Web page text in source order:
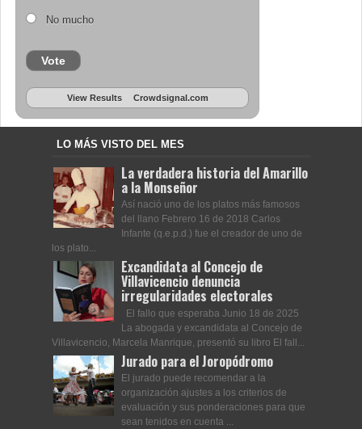
No mucho
Vote
View Results Crowdsignal.com
LO MÁS VISTO DEL MES
La verdadera historia del Amarillo
a la Monseñor
Así nació uno de los platos más famosos
del llano Febrero 16 de 2018 Carlos
Infante (q.e.p.d.) fue el creador de uno de
los plato...
Excandidata al Concejo de
Villavicencio denuncia
irregularidades electorales
El fallo que esperaba Junio 18 de 2025
La abogada y excandidata al Concejo de
Villavicencio, Marcela Manrique, presentó su libro El fall...
Jurado para el Joropódromo
El jurado puede recomendar a la
organización ajustes a los criterios de
evaluación y sus ponderaciones para que
sean tenidos en cuenta ...